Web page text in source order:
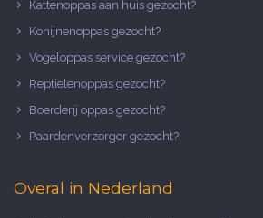
Kattenoppas aan huis gezocht?
Konijnenoppas gezocht?
Vogeloppas service gezocht?
Reptielenoppas gezocht?
Boerderij oppas gezocht?
Paardenverzorger gezocht?
Overal in Nederland